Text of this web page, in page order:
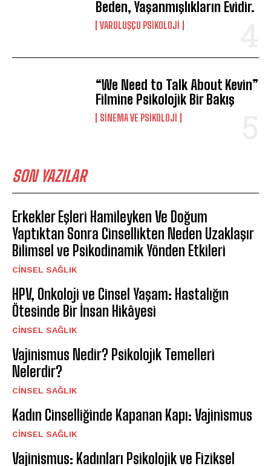
Beden, Yaşanmışlıkların Evidir.
VAROLUŞÇU PSIKOLOJI
“We Need to Talk About Kevin”
Filmine Psikolojik Bir Bakış
SINEMA VE PSIKOLOJI
SON YAZILAR
Erkekler Eşleri Hamileyken Ve Doğum
Yaptıktan Sonra Cinsellikten Neden Uzaklaşır
Bilimsel ve Psikodinamik Yönden Etkileri
CINSEL SAĞLIK
HPV, Onkoloji ve Cinsel Yaşam: Hastalığın
Ötesinde Bir İnsan Hikâyesi
CINSEL SAĞLIK
Vajinismus Nedir? Psikolojik Temelleri
Nelerdir?
CINSEL SAĞLIK
Kadın Cinselliğinde Kapanan Kapı: Vajinismus
CINSEL SAĞLIK
Vajinismus: Kadınları Psikolojik ve Fiziksel